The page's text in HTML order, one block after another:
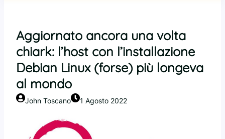
Aggiornato ancora una volta
chiark: l’host con l’installazione
Debian Linux (forse) più longeva
al mondo
John Toscano 1 Agosto 2022